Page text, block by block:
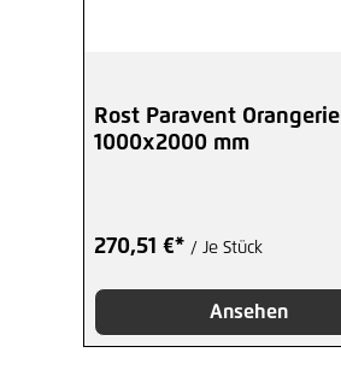
Rost Paravent Orangerie
1000x2000 mm
270,51 €* / Je Stück
Ansehen